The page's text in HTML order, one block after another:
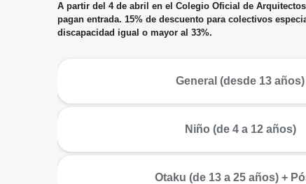
A partir del 4 de abril en el Colegio Oficial de
pagan entrada. 15% de descuento para colectivos
discapacidad igual o mayor al 33%.
General (desde 13 años)
Niño (de 4 a 12 años)
Otaku (de 13 a 25 años) +